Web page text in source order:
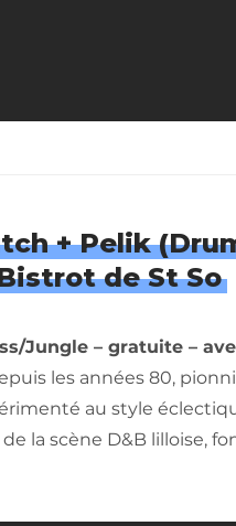
+ Pelik
de St So
Jungle – gratuite –
les années 80,
au style
la scène D&B lilloise,